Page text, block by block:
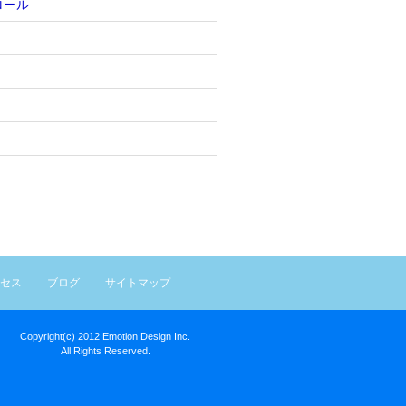
ール
ス ブログ サイトマップ
Copyright(c) 2012 Emotion Design Inc.
All Rights Reserved.